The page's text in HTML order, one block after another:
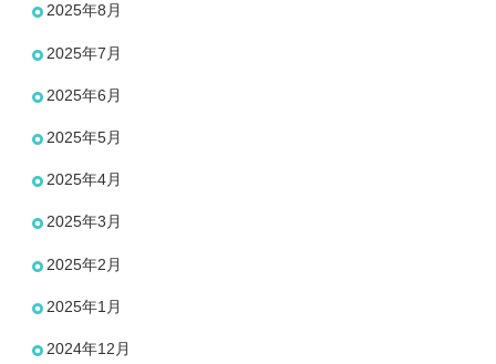
2025年8月
2025年7月
2025年6月
2025年5月
2025年4月
2025年3月
2025年2月
2025年1月
2024年12月